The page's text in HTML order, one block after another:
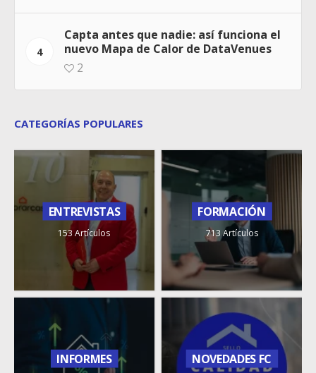
4
Capta antes que nadie: así funciona el
nuevo Mapa de Calor de DataVenues
2
CATEGORÍAS POPULARES
ENTREVISTAS
153 Artículos
FORMACIÓN
713 Artículos
INFORMES NOVEDADES FC